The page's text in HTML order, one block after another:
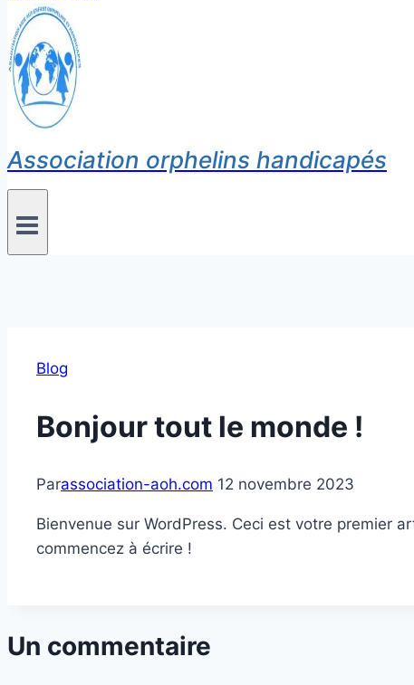
Association orphelins handicapés
Blog
Bonjour tout le monde !
Parassociation-aoh.com 12 novembre 2023
Bienvenue sur WordPress. Ceci est votre premier
commencez à écrire !
Un commentaire